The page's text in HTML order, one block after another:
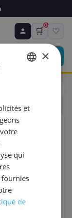
🛒
0
♡
équipe
×
et
qui
de